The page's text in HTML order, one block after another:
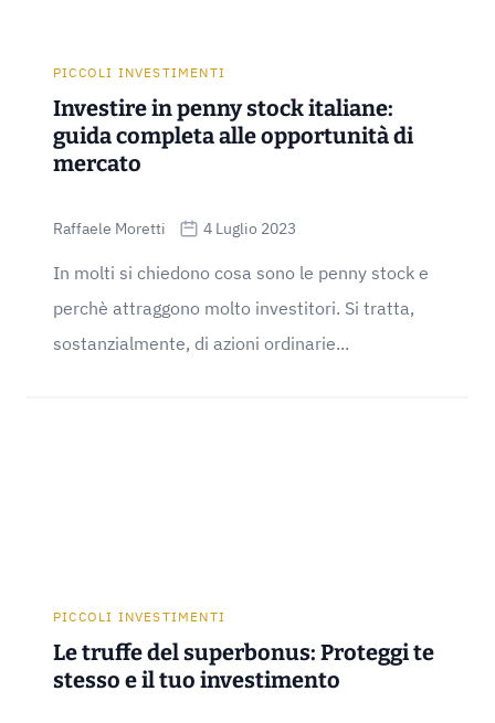
PICCOLI INVESTIMENTI
Investire in penny stock italiane:
guida completa alle opportunità di
mercato
Raffaele Moretti 4 Luglio 2023
In molti si chiedono cosa sono le penny stock e
perchè attraggono molto investitori. Si tratta,
sostanzialmente, di azioni ordinarie...
PICCOLI INVESTIMENTI
Le truffe del superbonus: Proteggi te
stesso e il tuo investimento